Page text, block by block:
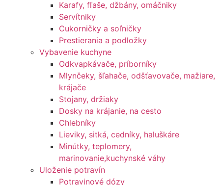
Karafy, fľaše, džbány, omáčniky
Servítniky
Cukorničky a soľničky
Prestierania a podložky
Vybavenie kuchyne
Odkvapkávače, príborníky
Mlynčeky, šľahače, odšťavovače, mažiare,
krájače
Stojany, držiaky
Dosky na krájanie, na cesto
Chlebníky
Lieviky, sitká, cedníky, haluškáre
Minútky, teplomery,
marinovanie,kuchynské váhy
Uloženie potravín
Potravinové dózy